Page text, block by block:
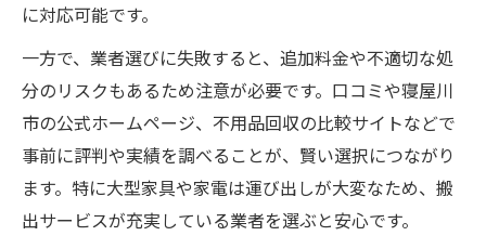
に対応可能です。
一方で、業者選びに失敗すると、追加料金や不適切な処
分のリスクもあるため注意が必要です。口コミや寝屋川
市の公式ホームページ、不用品回収の比較サイトなどで
事前に評判や実績を調べることが、賢い選択につながり
ます。特に大型家具や家電は運び出しが大変なため、搬
出サービスが充実している業者を選ぶと安心です。